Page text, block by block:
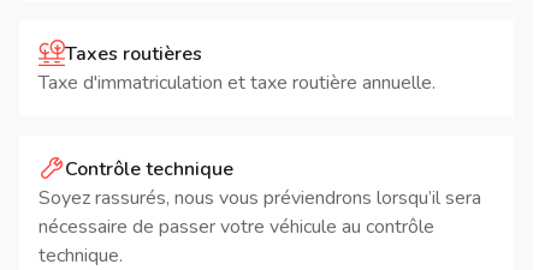
Taxes routières
Taxe d'immatriculation et taxe routière annuelle.
Contrôle technique
Soyez rassurés, nous vous préviendrons lorsqu’il sera
nécessaire de passer votre véhicule au contrôle
technique.